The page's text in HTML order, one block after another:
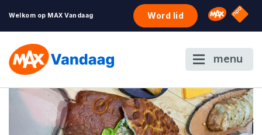
Welkom op MAX Vandaag Word lid Omroep
NPO
menu